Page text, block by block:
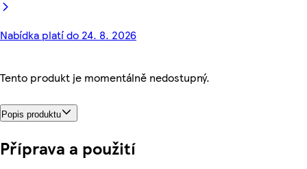
Nabídka platí do 24. 8. 2026
Tento produkt je momentálně nedostupný.
Popis produktu
Příprava a použití